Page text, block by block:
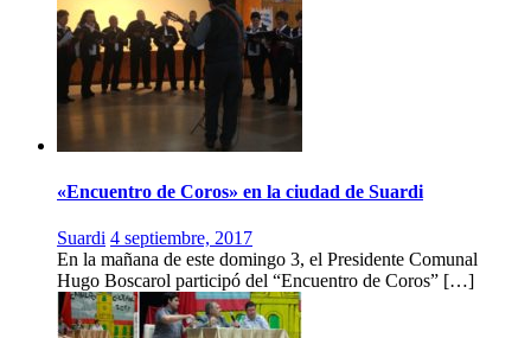
«Encuentro de Coros» en la ciudad de Suardi
Suardi 4 septiembre, 2017
En la mañana de este domingo 3, el Presidente Comunal
Hugo Boscarol participó del “Encuentro de Coros” […]